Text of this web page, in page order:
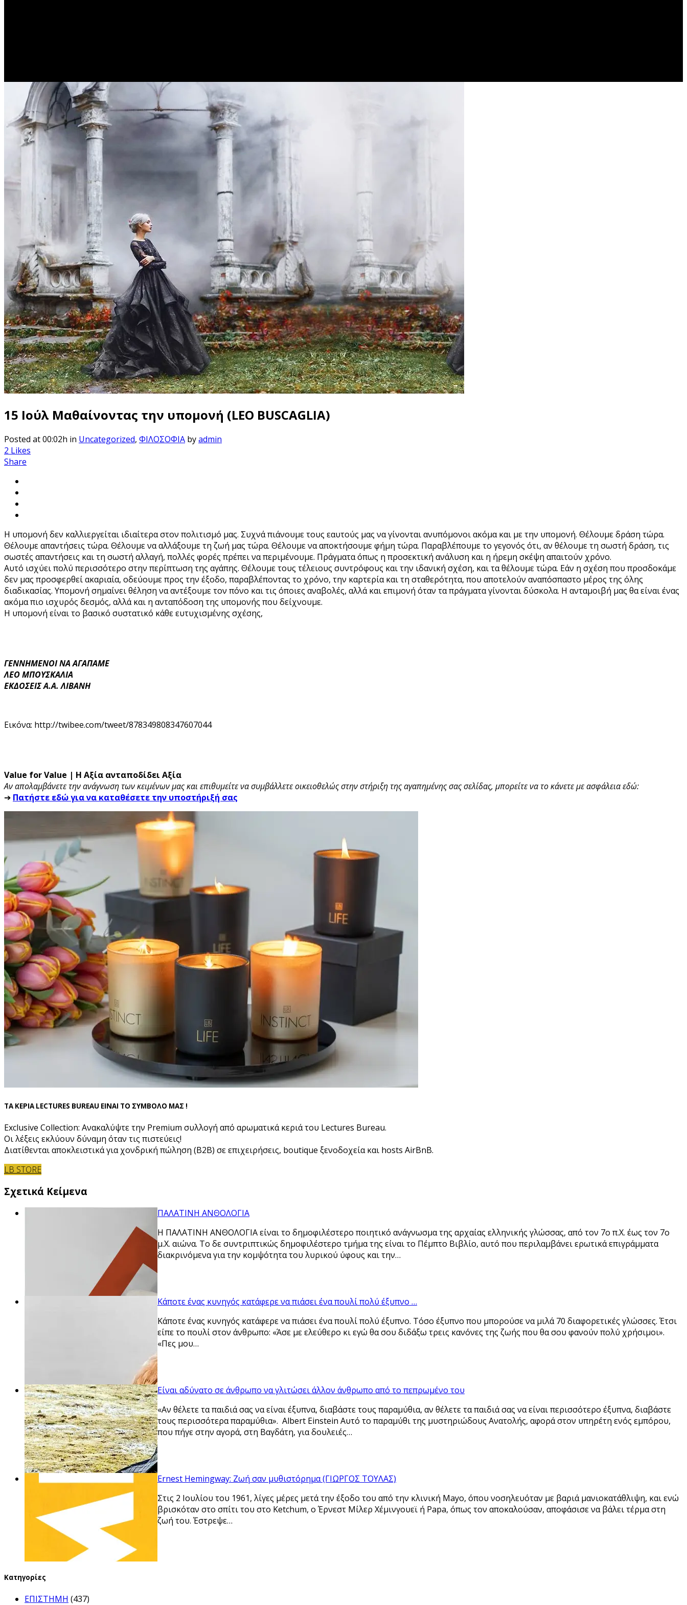
15 Ιούλ Μαθαίνοντας την υπομονή (LEO BUSCAGLIA)
Posted at 00:02h in Uncategorized, ΦΙΛΟΣΟΦΙΑ byadmin
2 Likes
Share
Η υπομονή δεν καλλιεργείται ιδιαίτερα στον πολιτισμό μας. Συχνά πιάνουμε τους εαυτούς μας να γίνονται ανυπόμονοι ακόμα και με την υπομονή. Θέλουμε δράση τώρα.
Θέλουμε απαντήσεις τώρα. Θέλουμε να αλλάξουμε τη ζωή μας τώρα. Θέλουμε να αποκτήσουμε φήμη τώρα. Παραβλέπουμε το γεγονός ότι, αν θέλουμε τη σωστή δράση, τις
σωστές απαντήσεις και τη σωστή αλλαγή, πολλές φορές πρέπει να περιμένουμε. Πράγματα όπως η προσεκτική ανάλυση και η ήρεμη σκέψη απαιτούν χρόνο.
Αυτό ισχύει πολύ περισσότερο στην περίπτωση της αγάπης. Θέλουμε τους τέλειους συντρόφους και την ιδανική σχέση, και τα θέλουμε τώρα. Εάν η σχέση που προσδοκάμε
δεν μας προσφερθεί ακαριαία, οδεύουμε προς την έξοδο, παραβλέποντας το χρόνο, την καρτερία και τη σταθερότητα, που αποτελούν αναπόσπαστο μέρος της όλης
διαδικασίας. Υπομονή σημαίνει θέληση να αντέξουμε τον πόνο και τις όποιες αναβολές, αλλά και επιμονή όταν τα πράγματα γίνονται δύσκολα. Η ανταμοιβή μας θα είναι ένας
ακόμα πιο ισχυρός δεσμός, αλλά και η ανταπόδοση της υπομονής που δείχνουμε.
Η υπομονή είναι το βασικό συστατικό κάθε ευτυχισμένης σχέσης,
ΓΕΝΝΗΜΕΝΟΙ ΝΑ ΑΓΑΠΑΜΕ
ΛΕΟ ΜΠΟΥΣΚΑΛΙΑ
ΕΚΔΟΣΕΙΣ Α.Α. ΛΙΒΑΝΗ
Εικόνα: http://twibee.com/tweet/878349808347607044
Value for Value | Η Αξία ανταποδίδει Αξία
Αν απολαμβάνετε την ανάγνωση των κειμένων μας και επιθυμείτε να συμβάλλετε οικειοθελώς στην στήριξη της αγαπημένης σας σελίδας, μπορείτε να το κάνετε με ασφάλεια εδώ:
➔ Πατήστε εδώ για να καταθέσετε την υποστήριξή σας
ΤΑ ΚΕΡΙΑ LECTURES BUREAU ΕΙΝΑΙ ΤΟ ΣΥΜΒΟΛΟ ΜΑΣ !
Exclusive Collection: Ανακαλύψτε την Premium συλλογή από αρωματικά κεριά του Lectures Bureau.
Οι λέξεις εκλύουν δύναμη όταν τις πιστεύεις!
Διατίθενται αποκλειστικά για χονδρική πώληση (B2B) σε επιχειρήσεις, boutique ξενοδοχεία και hosts AirBnB.
LB STORE
Σχετικά Κείμενα
ΠΑΛΑΤΙΝΗ ΑΝΘΟΛΟΓΙΑ
Η ΠΑΛΑΤΙΝΗ ΑΝΘΟΛΟΓΙΑ είναι το δημοφιλέστερο ποιητικό ανάγνωσμα της αρχαίας ελληνικής γλώσσας, από τον 7ο π.Χ. έως τον 7ο
μ.Χ. αιώνα. Το δε συντριπτικώς δημοφιλέστερο τμήμα της είναι το Πέμπτο Βιβλίο, αυτό που περιλαμβάνει ερωτικά επιγράμματα
διακρινόμενα για την κομψότητα του λυρικού ύφους και την…
Κάποτε ένας κυνηγός κατάφερε να πιάσει ένα πουλί πολύ έξυπνο …
Κάποτε ένας κυνηγός κατάφερε να πιάσει ένα πουλί πολύ έξυπνο. Τόσο έξυπνο που μπορούσε να μιλά 70 διαφορετικές γλώσσες. Έτσι
είπε το πουλί στον άνθρωπο: «Άσε με ελεύθερο κι εγώ θα σου διδάξω τρεις κανόνες της ζωής που θα σου φανούν πολύ χρήσιμοι».
«Πες μου…
Είναι αδύνατο σε άνθρωπο να γλιτώσει άλλον άνθρωπο από το πεπρωμένο του
«Αν θέλετε τα παιδιά σας να είναι έξυπνα, διαβάστε τους παραμύθια, αν θέλετε τα παιδιά σας να είναι περισσότερο έξυπνα, διαβάστε
τους περισσότερα παραμύθια». Albert Einstein Αυτό το παραμύθι της μυστηριώδους Ανατολής, αφορά στον υπηρέτη ενός εμπόρου,
που πήγε στην αγορά, στη Βαγδάτη, για δουλειές…
Ernest Hemingway: Ζωή σαν μυθιστόρημα (ΓΙΩΡΓΟΣ ΤΟΥΛΑΣ)
Στις 2 Ιουλίου του 1961, λίγες μέρες μετά την έξοδο του από την κλινική Mayo, όπου νοσηλευόταν με βαριά μανιοκατάθλιψη, και ενώ
βρισκόταν στο σπίτι του στο Ketchum, ο Έρνεστ Μίλερ Χέμινγουεϊ ή Papa, όπως τον αποκαλούσαν, αποφάσισε να βάλει τέρμα στη
ζωή του. Έστρεψε…
Kατηγορίες
ΕΠΙΣΤΗΜΗ (437)